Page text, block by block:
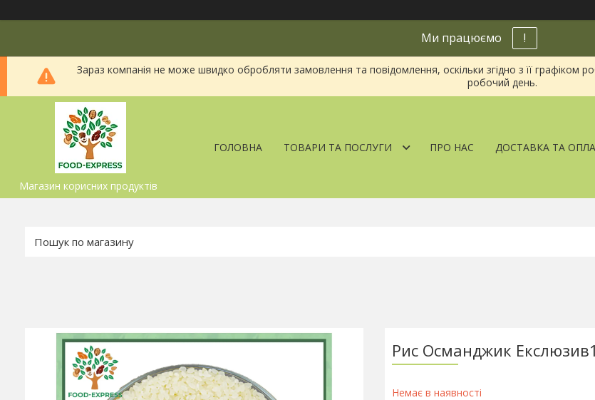
Ми працюємо !
Зараз компанія не може швидко обробляти замовлення та повідомлення, оскільки згідно з її графіком
робочий день.
Магазин корисних продуктів
ГОЛОВНА ТОВАРИ ТА ПОСЛУГИ ПРО НАС ДОСТАВКА ТА
Рис Османджик
Немає в наявності